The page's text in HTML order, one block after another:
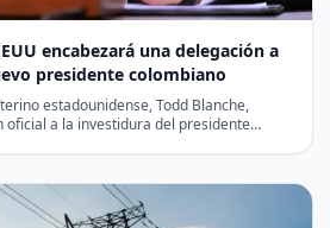
encabezará una delegación a
presidente colombiano
estadounidense, Todd Blanche,
oficial a la investidura del presidente